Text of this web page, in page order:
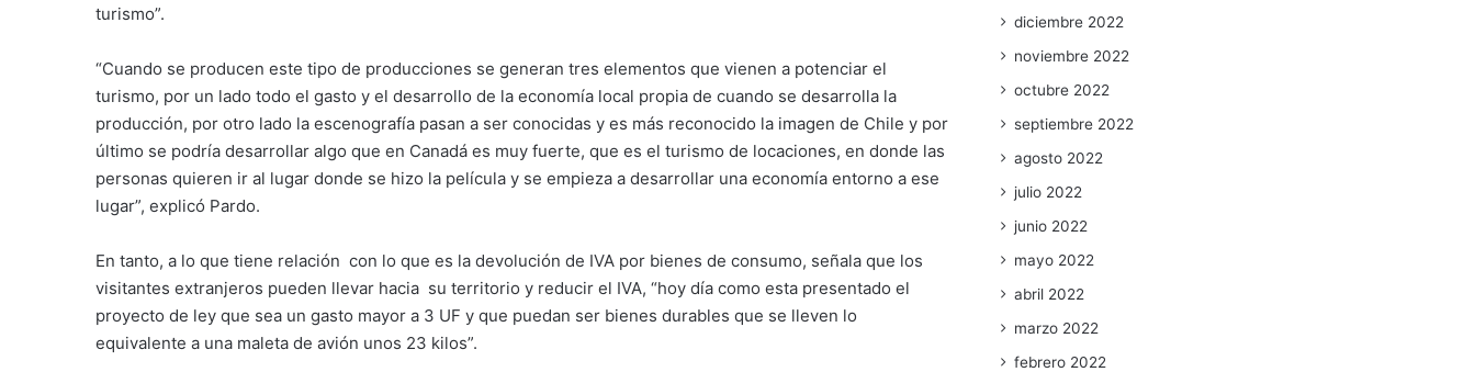
turismo”.
“Cuando se producen este tipo de producciones se generan tres elementos que vienen a potenciar el
turismo, por un lado todo el gasto y el desarrollo de la economía local propia de cuando se desarrolla la
producción, por otro lado la escenografía pasan a ser conocidas y es más reconocido la imagen de Chile y por
último se podría desarrollar algo que en Canadá es muy fuerte, que es el turismo de locaciones, en donde las
personas quieren ir al lugar donde se hizo la película y se empieza a desarrollar una economía entorno a ese
lugar”, explicó Pardo.
En tanto, a lo que tiene relación con lo que es la devolución de IVA por bienes de consumo, señala que los
visitantes extranjeros pueden llevar hacia su territorio y reducir el IVA, “hoy día como esta presentado el
proyecto de ley que sea un gasto mayor a 3 UF y que puedan ser bienes durables que se lleven lo
equivalente a una maleta de avión unos 23 kilos”.
diciembre 2022
noviembre 2022
octubre 2022
septiembre 2022
agosto 2022
julio 2022
junio 2022
mayo 2022
abril 2022
marzo 2022
febrero 2022